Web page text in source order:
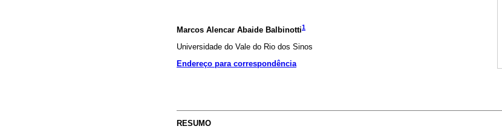
Marcos Alencar Abaide Balbinotti1
Universidade do Vale do Rio dos Sinos
Endereço para correspondência
RESUMO